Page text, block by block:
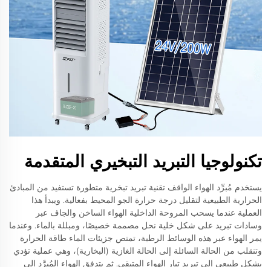
تكنولوجيا التبريد التبخيري المتقدمة
يستخدم مُبرِّد الهواء الواقف تقنية تبريد تبخرية متطورة تستفيد من المبادئ
الحرارية الطبيعية لتقليل درجة حرارة الجو المحيط بفعالية. ويبدأ هذا
العملية عندما يسحب المروحة الداخلية الهواء الساخن والجاف عبر
وسادات تبريد على شكل خلية نحل مصممة خصيصًا، ومبللة بالماء. وعندما
يمر الهواء عبر هذه الوسائط الرطبة، تمتص جزيئات الماء طاقة الحرارة
وتنقلب من الحالة السائلة إلى الحالة الغازية (البخارية)، وهي عملية تؤدي
بشكل طبيعي إلى تبريد تيار الهواء المتبقي. ثم يتدفق الهواء المُبرَّد إلى